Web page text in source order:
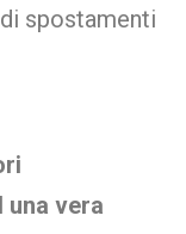
spostamenti
una vera